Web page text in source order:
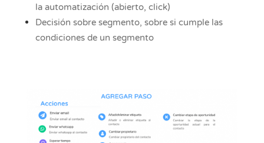
la automatización (abierto, click)
Decisión sobre segmento, sobre si cumple las
condiciones de un segmento